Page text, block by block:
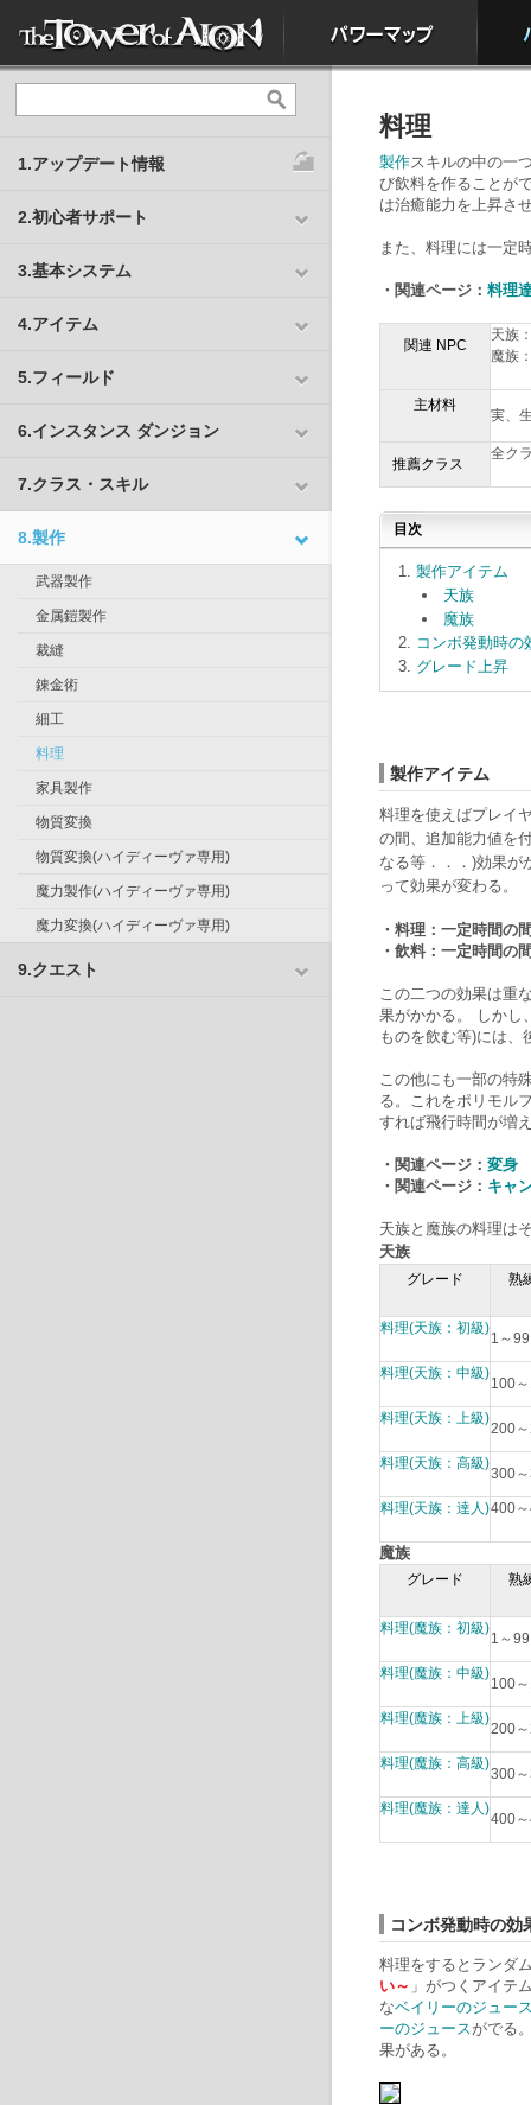
1.アップデート情報
2.初心者サポート
3.基本システム
4.アイテム
5.フィールド
6.インスタンス ダンジョン
7.クラス・スキル
8.製作
武器製作
金属鎧製作
裁縫
錬金術
細工
料理
家具製作
物質変換
物質変換(ハイディーヴァ専用)
魔力製作(ハイディーヴァ専用)
魔力変換(ハイディーヴァ専用)
9.クエスト
料理
製作スキルの中の一
び飲料を作ることが
は治癒能力を上昇さ
また、料理には一定
・関連ページ： 料理
関連 NPC
天族
魔族
主材料
実、
推薦クラス
全ク
目次
製作アイテム
天族
魔族
コンボ発動時の
グレード上昇
製作アイテム
料理を使えばプレイ
の間、追加能力値を
なる等．．．)効果が
って効果が変わる。
・料理：一定時間の
・飲料：一定時間の
この二つの効果は重
果がかかる。 しかし
ものを飲む等)には、
この他にも一部の特
る。これをポリモル
すれば飛行時間が増
・関連ページ： 変身
・関連ページ： キャ
天族と魔族の料理は
天族
グレード 熟
料理(天族：初級)
1～
料理(天族：中級)
100
料理(天族：上級)
200
料理(天族：高級)
300
料理(天族：達人)400
魔族
グレード 熟
料理(魔族：初級)
1～
料理(魔族：中級)
100
料理(魔族：上級)
200
料理(魔族：高級)
300
料理(魔族：達人)
400
コンボ発動時の効
料理をするとランダ
い～ 」がつくアイテ
なベイリーのジュー
ーのジュースがでる
果がある。